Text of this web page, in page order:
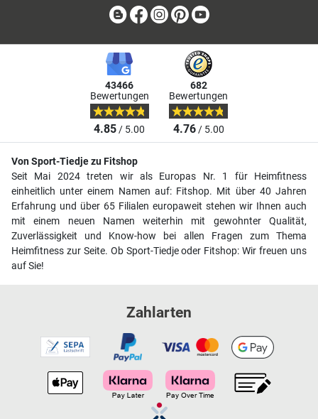
BlogFacebook
Instagram
Pinterest
43466
Bewertungen
4.85/ 5.00
682
Bewertungen
4.76/ 5.00
Von Sport-Tiedje zu Fitshop
Seit Mai 2024 treten wir als Europas Nr. 1 für Heimfitness
einheitlich unter einem Namen auf: Fitshop. Mit über 40 Jahren
Erfahrung und über 65 Filialen europaweit stehen wir Ihnen auch
mit einem neuen Namen weiterhin mit gewohnter Qualität,
Zuverlässigkeit und Know-how bei allen Fragen zum Thema
Heimfitness zur Seite. Ob Sport-Tiedje oder Fitshop: Wir freuen uns
auf Sie!
Zahlarten